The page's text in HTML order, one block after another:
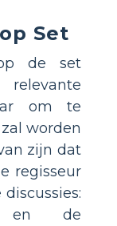
Set
de set
om te
worden
zijn dat
regisseur
en de